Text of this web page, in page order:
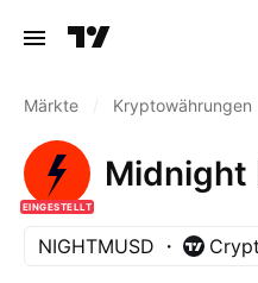
Märkte Kryptowährungen
EINGESTELLT
Midnight
NIGHTMUSD